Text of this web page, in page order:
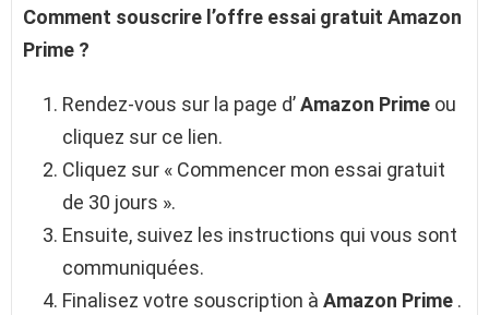
Comment souscrire l’offre essai gratuit Amazon
Prime ?
Rendez-vous sur la page d’Amazon Prime ou
cliquez sur ce lien.
Cliquez sur « Commencer mon essai gratuit
de 30 jours ».
Ensuite, suivez les instructions qui vous sont
communiquées.
Finalisez votre souscription à Amazon Prime .